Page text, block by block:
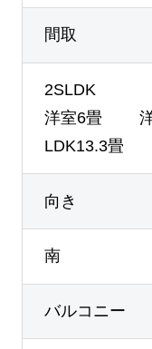
間取
2SLDK
洋室6畳
LDK13.3畳
向き
南
バルコニー